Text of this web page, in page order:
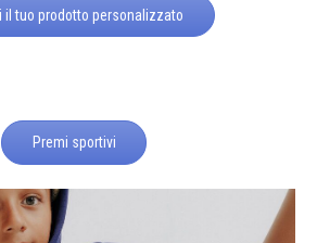
il tuo prodotto personalizzato
Premi sportivi